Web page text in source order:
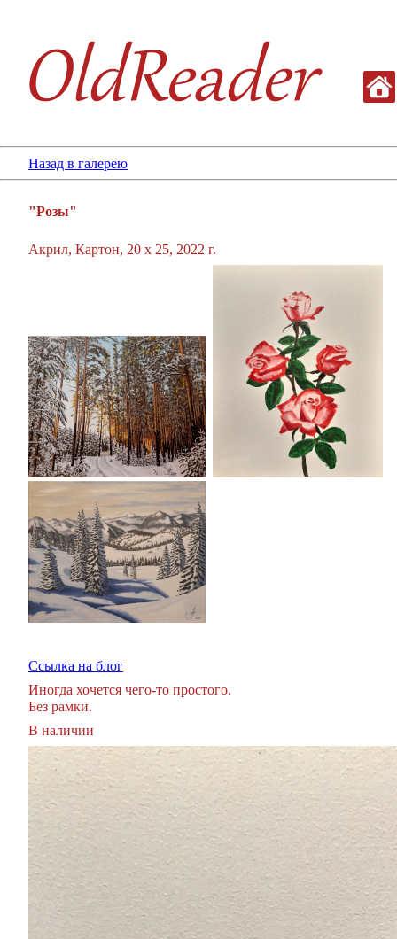
Назад в галерею
"Розы"
Акрил, Картон, 20 х 25, 2022 г.
Ссылка на блог
Иногда хочется чего-то простого.
Без рамки.
В наличии